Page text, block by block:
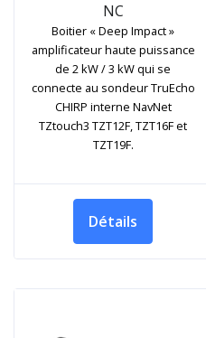
NC
Boitier « Deep Impact »
amplificateur haute puissance
de 2 kW / 3 kW qui se
connecte au sondeur TruEcho
CHIRP interne NavNet
TZtouch3 TZT12F, TZT16F et
TZT19F.
Détails